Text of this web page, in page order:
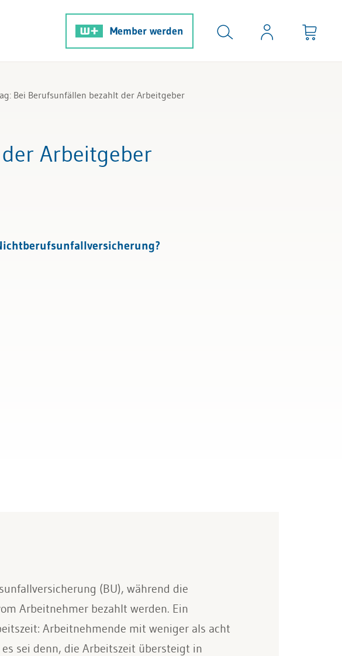
Member werden
Bei Berufsunfällen bezahlt der Arbeitgeber
Arbeitgeber
(BU), während die
Arbeitnehmer bezahlt werden. Ein
Arbeitnehmende mit weniger als acht
sei denn, die Arbeitszeit übersteigt in